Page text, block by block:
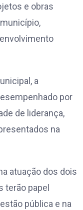
e obras
a
por
de liderança,
na
atuação dos dois
terão papel
pública e na